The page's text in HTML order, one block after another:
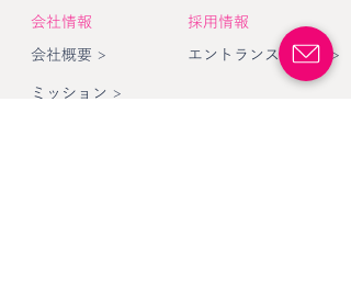
​会社情報
会社概要 >
採用情報
エントランスブック >
ミッション >